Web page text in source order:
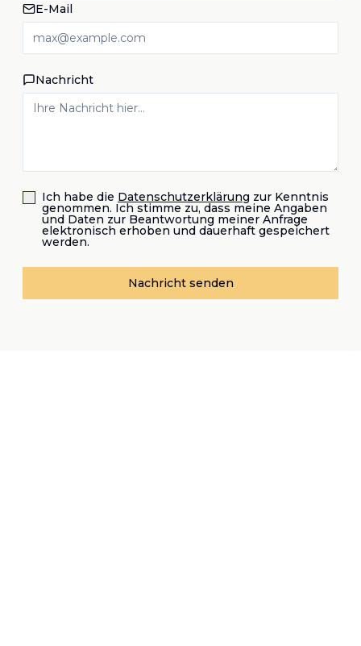
E-Mail
Nachricht
Ich habe die Datenschutzerklärung zur Kenntnis
genommen. Ich stimme zu, dass meine Angaben
und Daten zur Beantwortung meiner Anfrage
elektronisch erhoben und dauerhaft gespeichert
werden.
Nachricht senden